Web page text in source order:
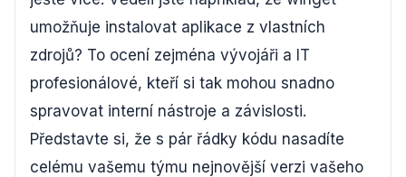
umožňuje instalovat aplikace z vlastních
zdrojů? To ocení zejména vývojáři a IT
profesionálové, kteří si tak mohou snadno
spravovat interní nástroje a závislosti.
Představte si, že s pár řádky kódu nasadíte
celému vašemu týmu nejnovější verzi vašeho